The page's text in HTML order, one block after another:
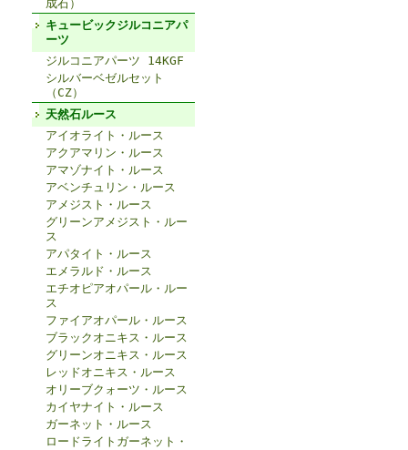
成石）
キュービックジルコニアパ
ーツ
ジルコニアパーツ 14KGF
シルバーベゼルセット
（CZ）
天然石ルース
アイオライト・ルース
アクアマリン・ルース
アマゾナイト・ルース
アベンチュリン・ルース
アメジスト・ルース
グリーンアメジスト・ルー
ス
アパタイト・ルース
エメラルド・ルース
エチオピアオパール・ルー
ス
ファイアオパール・ルース
ブラックオニキス・ルース
グリーンオニキス・ルース
レッドオニキス・ルース
オリーブクォーツ・ルース
カイヤナイト・ルース
ガーネット・ルース
ロードライトガーネット・